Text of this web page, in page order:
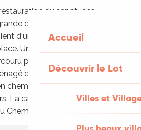
Accueil
Découvrir le Lot
Villes et
du sanctuaire
quantité de pierre
d'une carrière ouverte
Un chemin relie la carrière
par les ouvriers et les
en 1860 par l'abbé Caillau
chemin de croix en 1887 par
La carrière devient alors la
Chemin de croix.